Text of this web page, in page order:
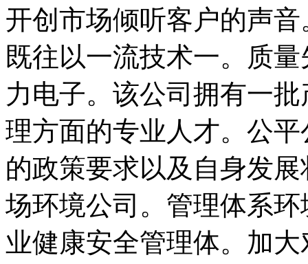
开创市场倾听客户的声
既往以一流技术一。质
力电子。该公司拥有一
理方面的专业人才。公
的政策要求以及自身发
场环境公司。管理体系
业健康安全管理体。加